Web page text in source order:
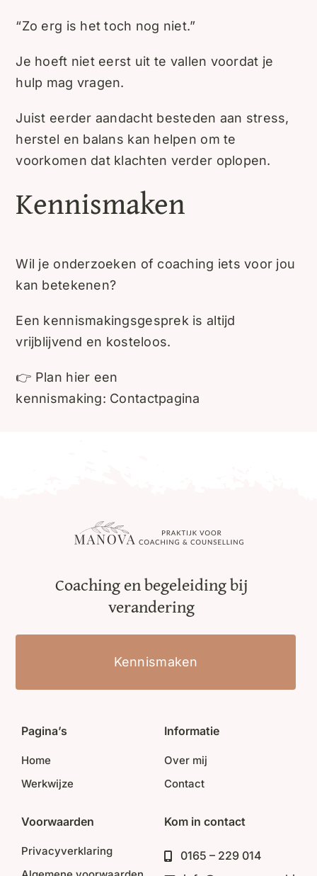
“Zo erg is het toch nog niet.”
Je hoeft niet eerst uit te vallen voordat je
hulp mag vragen.
Juist eerder aandacht besteden aan stress,
herstel en balans kan helpen om te
voorkomen dat klachten verder oplopen.
Kennismaken
Wil je onderzoeken of coaching iets voor jou
kan betekenen?
Een kennismakingsgesprek is altijd
vrijblijvend en kosteloos.
👉 Plan hier een
kennismaking: Contactpagina
Coaching en begeleiding bij
verandering
Kennismaken
Pagina’s
Home
Werkwijze
Informatie
Over mij
Contact
Voorwaarden
Privacyverklaring
Kom in contact
0165 – 229 014